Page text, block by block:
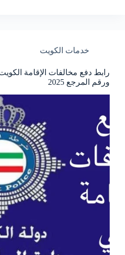
خدمات الكويت
رابط دفع مخالفات الإقامة
ورقم المرجع 2025